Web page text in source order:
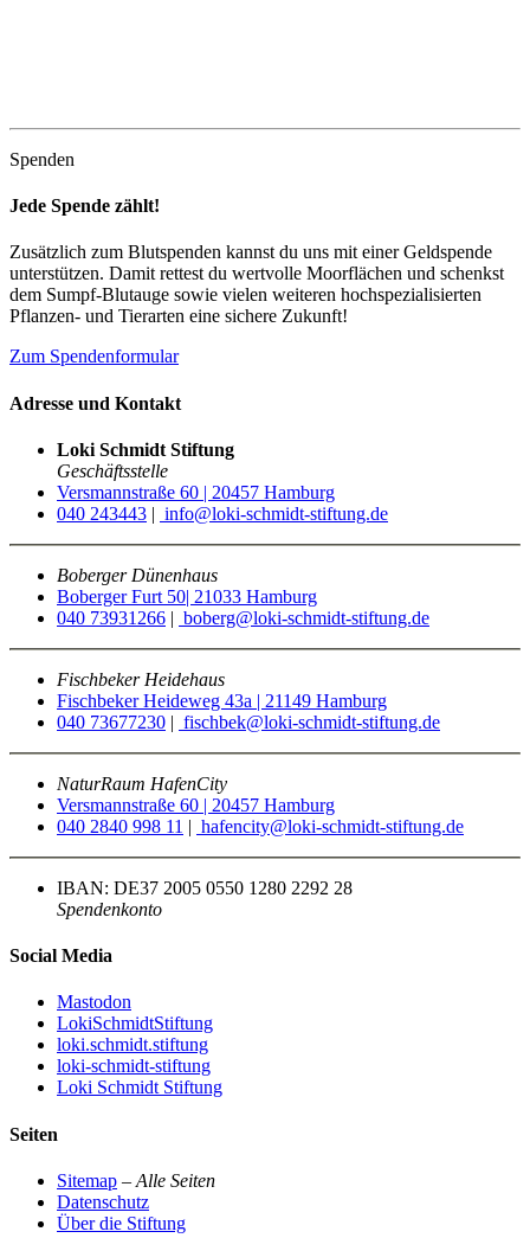
Spenden
Jede Spende zählt!
Zusätzlich zum Blutspenden kannst du uns mit einer Geldspende
unterstützen. Damit rettest du wertvolle Moorflächen und schenkst
dem Sumpf-Blutauge sowie vielen weiteren hochspezialisierten
Pflanzen- und Tierarten eine sichere Zukunft!
Zum Spendenformular
Adresse und Kontakt
Loki Schmidt Stiftung
Geschäftsstelle
Versmannstraße 60 | 20457 Hamburg
040 243443 | info@loki-schmidt-stiftung.de
Boberger Dünenhaus
Boberger Furt 50| 21033 Hamburg
040 73931266 | boberg@loki-schmidt-stiftung.de
Fischbeker Heidehaus
Fischbeker Heideweg 43a | 21149 Hamburg
040 73677230 | fischbek@loki-schmidt-stiftung.de
NaturRaum HafenCity
Versmannstraße 60 | 20457 Hamburg
040 2840 998 11 | hafencity@loki-schmidt-stiftung.de
IBAN: DE37 2005 0550 1280 2292 28
Spendenkonto
Social Media
Mastodon
LokiSchmidtStiftung
loki.schmidt.stiftung
loki-schmidt-stiftung
Loki Schmidt Stiftung
Seiten
Sitemap – Alle Seiten
Datenschutz
Über die Stiftung